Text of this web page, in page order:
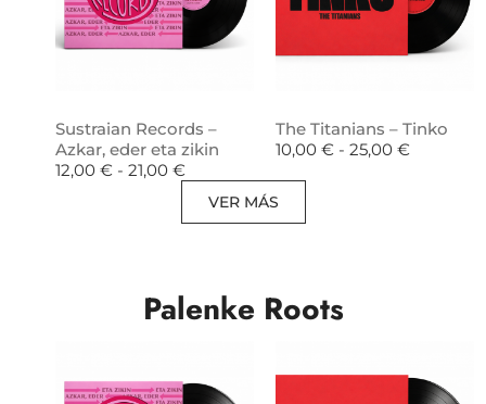
Sustraian Records –
Azkar, eder eta zikin
12,00 € - 21,00 €
The Titanians – Tinko
10,00 € - 25,00 €
VER MÁS
Palenke Roots